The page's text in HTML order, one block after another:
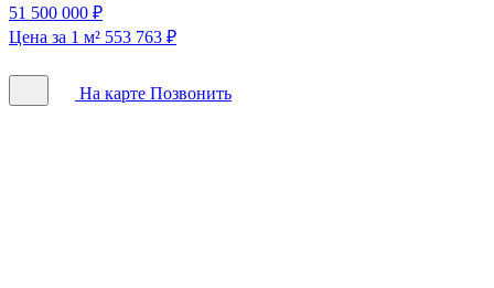
51 500 000 ₽
Цена за 1 м² 553 763 ₽
На карте Позвонить